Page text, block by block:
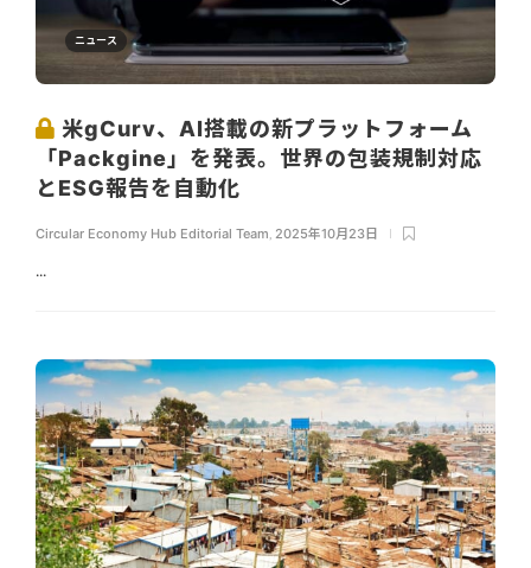
ニュース
米gCurv、AI搭載の新プラットフォーム
「Packgine」を発表。世界の包装規制対応
とESG報告を自動化
Circular Economy Hub Editorial Team, 2025年10月23日
...